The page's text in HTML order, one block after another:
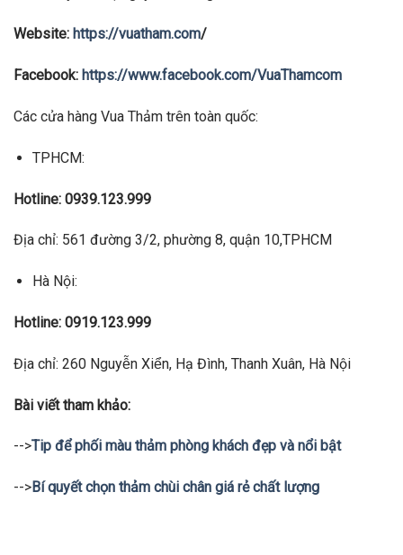
Website: https://vuatham.com/
Facebook: https://www.facebook.com/VuaThamcom
Các cửa hàng Vua Thảm trên toàn quốc:
TPHCM:
Hotline: 0939.123.999
Địa chỉ: 561 đường 3/2, phường 8, quận 10,TPHCM
Hà Nội:
Hotline: 0919.123.999
Địa chỉ: 260 Nguyễn Xiển, Hạ Đình, Thanh Xuân, Hà Nội
Bài viết tham khảo:
-->Tip để phối màu thảm phòng khách đẹp và nổi bật
-->Bí quyết chọn thảm chùi chân giá rẻ chất lượng